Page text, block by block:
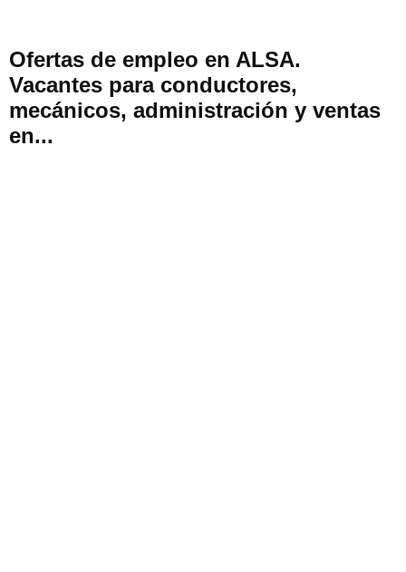
Ofertas de empleo en ALSA.
Vacantes para conductores,
mecánicos, administración y ventas
en...